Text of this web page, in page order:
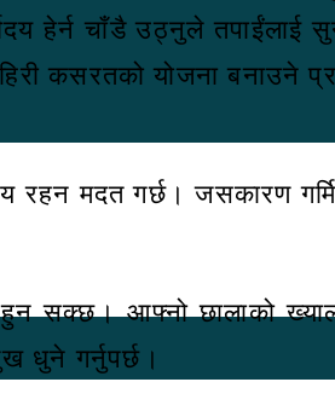
हेर्न चाँडै उठ्नुले तपाईंलाई
कसरतको योजना बनाउने
रहन मदत गर्छ। जसकारण
हुन सक्छ। आफ्नो छालाको
धुने गर्नुपर्छ।